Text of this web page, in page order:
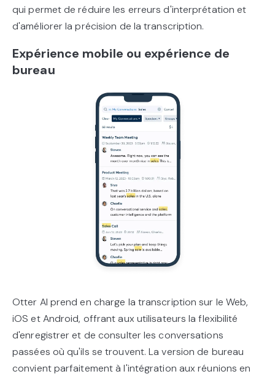
qui permet de réduire les erreurs d'interprétation et
d'améliorer la précision de la transcription.
Expérience mobile ou expérience de
bureau
Otter AI prend en charge la transcription sur le Web,
iOS et Android, offrant aux utilisateurs la flexibilité
d'enregistrer et de consulter les conversations
passées où qu'ils se trouvent. La version de bureau
convient parfaitement à l'intégration aux réunions en